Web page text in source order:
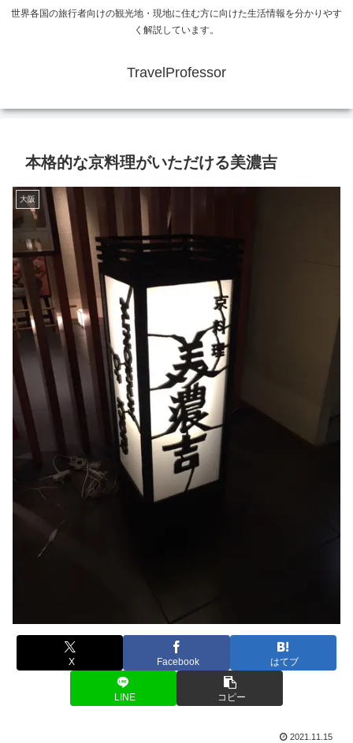
世界各国の旅行者向けの観光地・現地に住む方に向けた生活情報を分かりやす
く解説しています。
TravelProfessor
本格的な京料理がいただける美濃吉
大阪
X Facebook はてブ
LINE コピー
2021.11.15